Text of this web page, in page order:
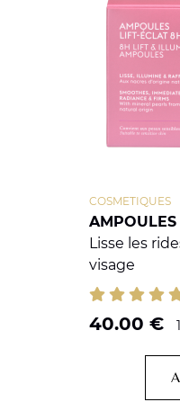
AMPOULES
COSMETIQUES
Lisse les
visage
40.00 €